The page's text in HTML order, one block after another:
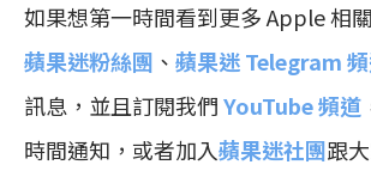
如果想第一時間看到更多 Apple 相
蘋果迷粉絲團 、 蘋果迷 Telegram
訊息，並且訂閱我們YouTube 頻道
時間通知，或者加入蘋果迷社團跟